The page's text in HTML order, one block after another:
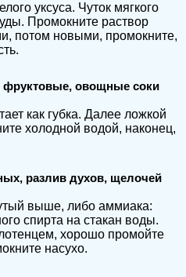
уксуса. Чуток мягкого
Промокните раствор
потом новыми, промокните,
фруктовые, овощные соки
как губка. Далее ложкой
холодной водой, наконец,
разлив духов, щелочей
выше, либо аммиака:
спирта на стакан воды.
хорошо промойте
насухо.